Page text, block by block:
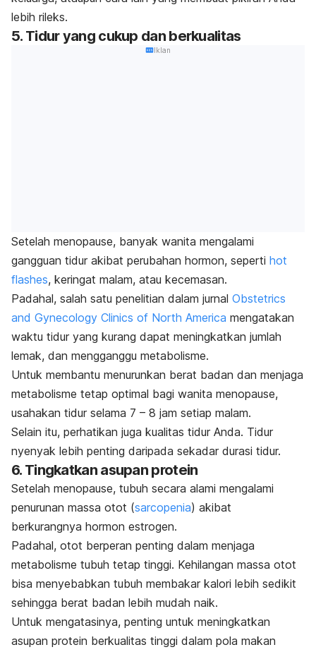
lebih rileks.
5. Tidur yang cukup dan berkualitas
Iklan
Setelah menopause, banyak wanita mengalami
gangguan tidur akibat perubahan hormon, seperti hot
flashes, keringat malam, atau kecemasan.
Padahal, salah satu penelitian dalam jurnal Obstetrics
and Gynecology Clinics of North America mengatakan
waktu tidur yang kurang dapat meningkatkan jumlah
lemak, dan mengganggu metabolisme.
Untuk membantu menurunkan berat badan dan menjaga
metabolisme tetap optimal bagi wanita menopause,
usahakan tidur selama 7 – 8 jam setiap malam.
Selain itu, perhatikan juga kualitas tidur Anda. Tidur
nyenyak lebih penting daripada sekadar durasi tidur.
6. Tingkatkan asupan protein
Setelah menopause, tubuh secara alami mengalami
penurunan massa otot (sarcopenia) akibat
berkurangnya hormon estrogen.
Padahal, otot berperan penting dalam menjaga
metabolisme tubuh tetap tinggi. Kehilangan massa otot
bisa menyebabkan tubuh membakar kalori lebih sedikit
sehingga berat badan lebih mudah naik.
Untuk mengatasinya, penting untuk meningkatkan
asupan protein berkualitas tinggi dalam pola makan